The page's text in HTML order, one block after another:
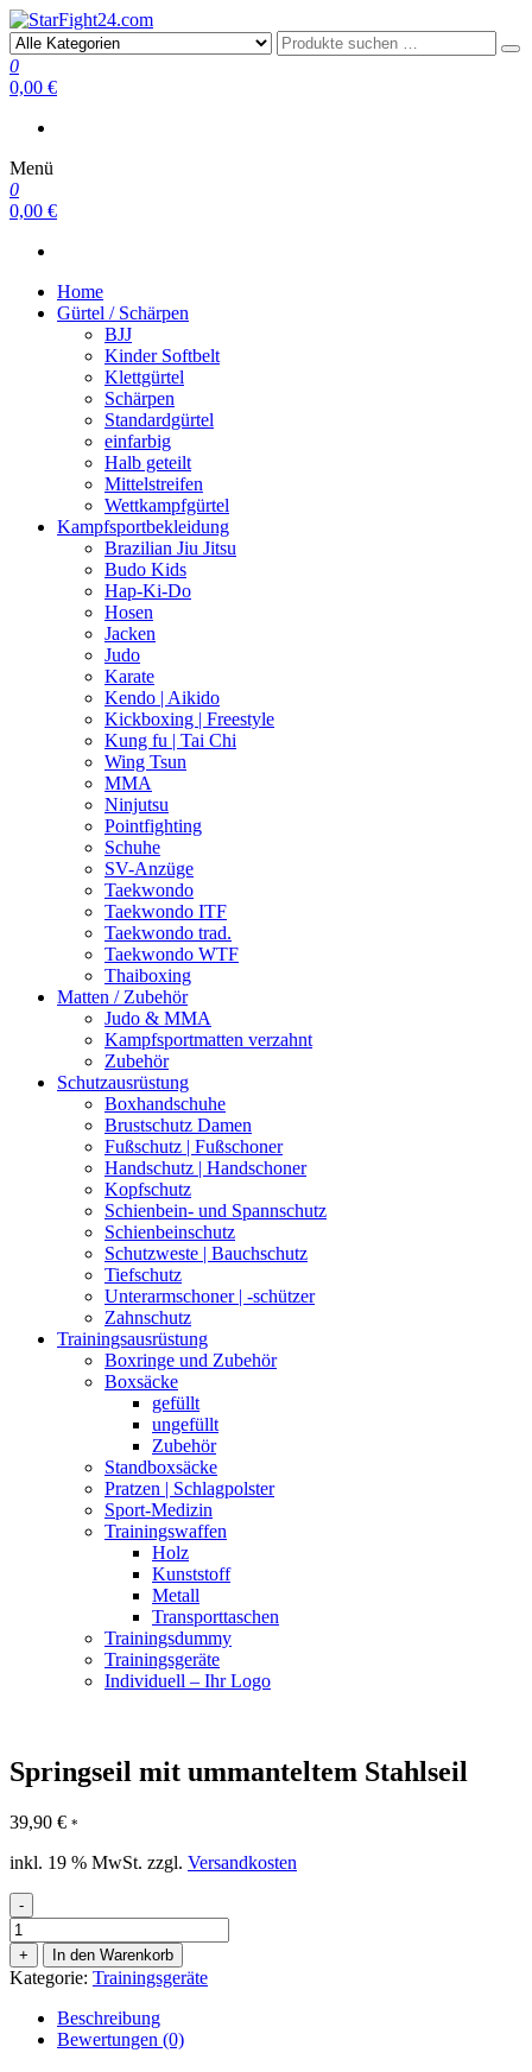
StarFight24.com
Kampfsportartikel
0
0,00 €
Menü
0
0,00 €
Home
Gürtel / Schärpen
BJJ
Kinder Softbelt
Klettgürtel
Schärpen
Standardgürtel
einfarbig
Halb geteilt
Mittelstreifen
Wettkampfgürtel
Kampfsportbekleidung
Brazilian Jiu Jitsu
Budo Kids
Hap-Ki-Do
Hosen
Jacken
Judo
Karate
Kendo | Aikido
Kickboxing | Freestyle
Kung fu | Tai Chi
Wing Tsun
MMA
Ninjutsu
Pointfighting
Schuhe
SV-Anzüge
Taekwondo
Taekwondo ITF
Taekwondo trad.
Taekwondo WTF
Thaiboxing
Matten / Zubehör
Judo & MMA
Kampfsportmatten verzahnt
Zubehör
Schutzausrüstung
Boxhandschuhe
Brustschutz Damen
Fußschutz | Fußschoner
Handschutz | Handschoner
Kopfschutz
Schienbein- und Spannschutz
Schienbeinschutz
Schutzweste | Bauchschutz
Tiefschutz
Unterarmschoner | -schützer
Zahnschutz
Trainingsausrüstung
Boxringe und Zubehör
Boxsäcke
gefüllt
ungefüllt
Zubehör
Standboxsäcke
Pratzen | Schlagpolster
Sport-Medizin
Trainingswaffen
Holz
Kunststoff
Metall
Transporttaschen
Trainingsdummy
Trainingsgeräte
Individuell – Ihr Logo
Springseil mit ummanteltem Stahlseil
39,90 € *
inkl. 19 % MwSt. zzgl. Versandkosten
-
Springseil
mit
ummanteltem
Stahlseil
Menge
+ In den Warenkorb
Kategorie: Trainingsgeräte
Beschreibung
Bewertungen (0)